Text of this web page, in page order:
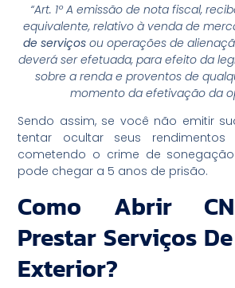
“Art. 1º A emissão de nota fiscal,
equivalente, relativo à venda de
de serviços ou operações de
deverá ser efetuada, para efeito da
sobre a renda e proventos de
momento da efetivação da
Sendo assim, se você não emitir
tentar ocultar seus
cometendo o crime de
pode chegar a 5 anos de prisão.
Como Abrir
Prestar Serviços
Exterior?